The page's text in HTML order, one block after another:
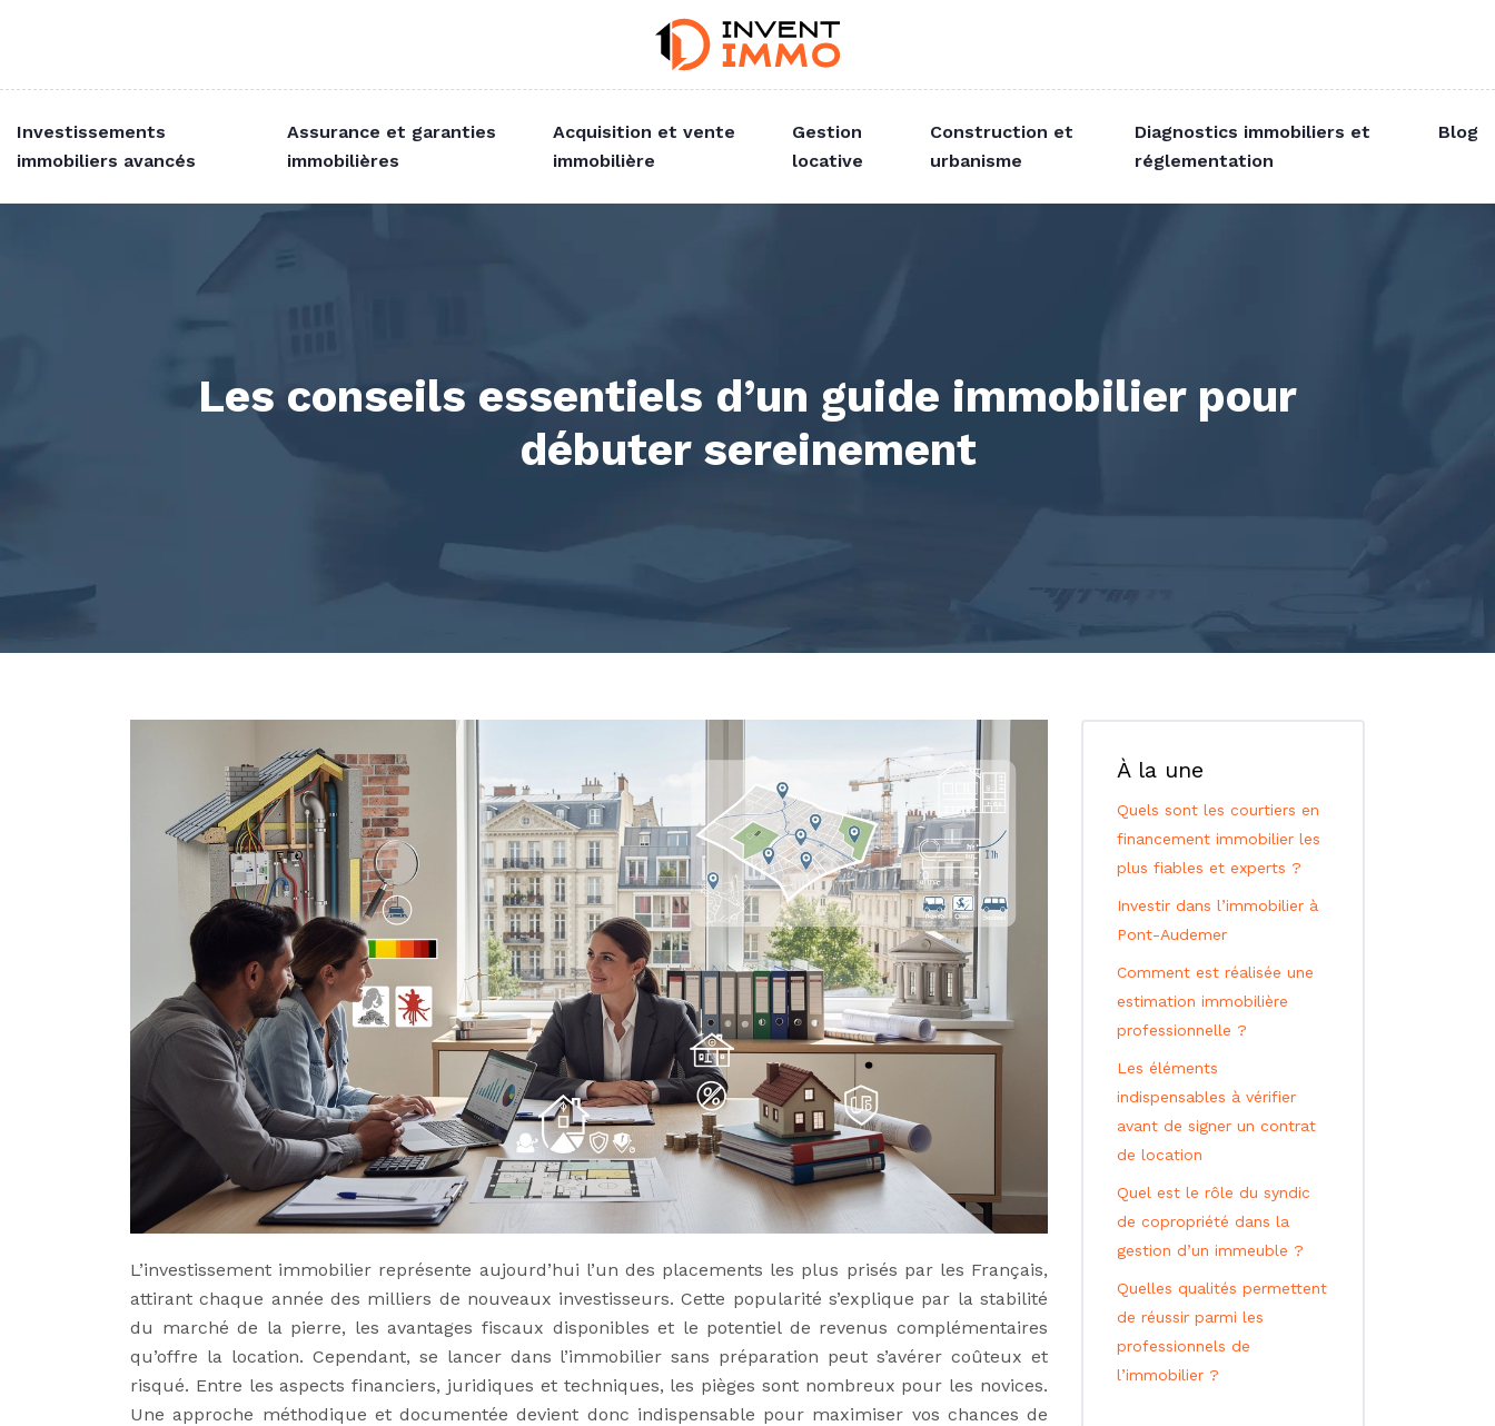
Investissements
immobiliers avancés
Assurance et garanties
immobilières
Acquisition et vente
immobilière
Gestion
locative
Construction et
urbanisme
Diagnostics immobiliers et
réglementation
Blog
Les conseils essentiels d’un guide immobilier pour
débuter sereinement
L’investissement immobilier représente aujourd’hui l’un des placements les plus prisés par les Français,
attirant chaque année des milliers de nouveaux investisseurs. Cette popularité s’explique par la stabilité
du marché de la pierre, les avantages fiscaux disponibles et le potentiel de revenus complémentaires
qu’offre la location. Cependant, se lancer dans l’immobilier sans préparation peut s’avérer coûteux et
risqué. Entre les aspects financiers, juridiques et techniques, les pièges sont nombreux pour les novices.
Une approche méthodique et documentée devient donc indispensable pour maximiser vos chances de
À la une
Quels sont les courtiers en
financement immobilier les
plus fiables et experts ?
Investir dans l’immobilier à
Pont-Audemer
Comment est réalisée une
estimation immobilière
professionnelle ?
Les éléments
indispensables à vérifier
avant de signer un contrat
de location
Quel est le rôle du syndic
de copropriété dans la
gestion d’un immeuble ?
Quelles qualités permettent
de réussir parmi les
professionnels de
l’immobilier ?